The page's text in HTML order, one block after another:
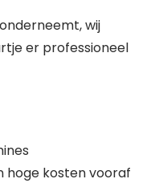
wij
er professioneel
hoge kosten vooraf